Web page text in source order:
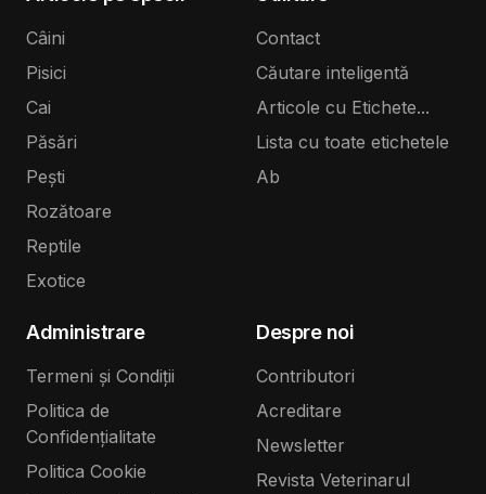
Câini
Pisici
Cai
Păsări
Pești
Rozătoare
Reptile
Exotice
Contact
Căutare inteligentă
Articole cu Etichete...
Lista cu toate etichetele
Ab
Administrare
Termeni și Condiții
Politica de
Confidențialitate
Politica Cookie
Despre noi
Contributori
Acreditare
Newsletter
Revista Veterinarul